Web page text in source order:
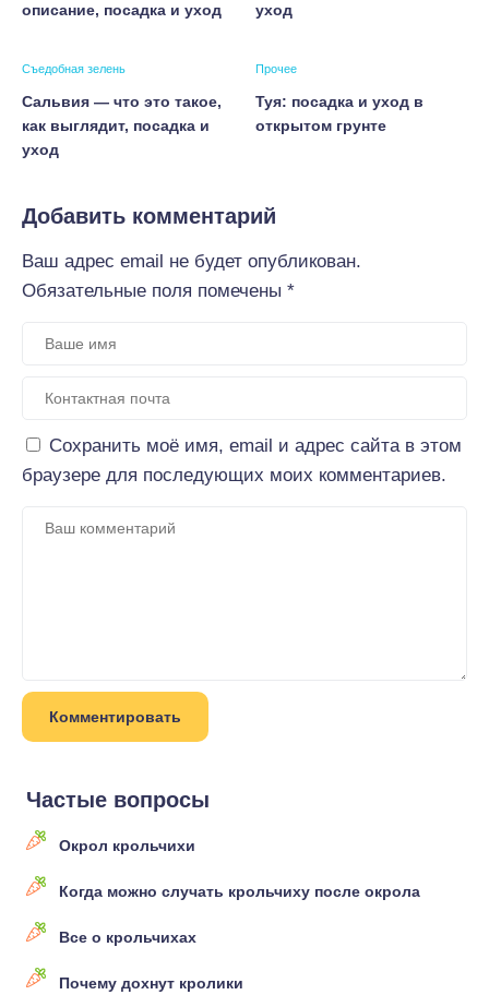
описание, посадка и уход
уход
Съедобная зелень
Сальвия — что это такое,
как выглядит, посадка и
уход
Прочее
Туя: посадка и уход в
открытом грунте
Добавить комментарий
Ваш адрес email не будет опубликован.
Обязательные поля помечены *
Сохранить моё имя, email и адрес сайта в этом
браузере для последующих моих комментариев.
Частые вопросы
Окрол крольчихи
Когда можно случать крольчиху после окрола
Все о крольчихах
Почему дохнут кролики